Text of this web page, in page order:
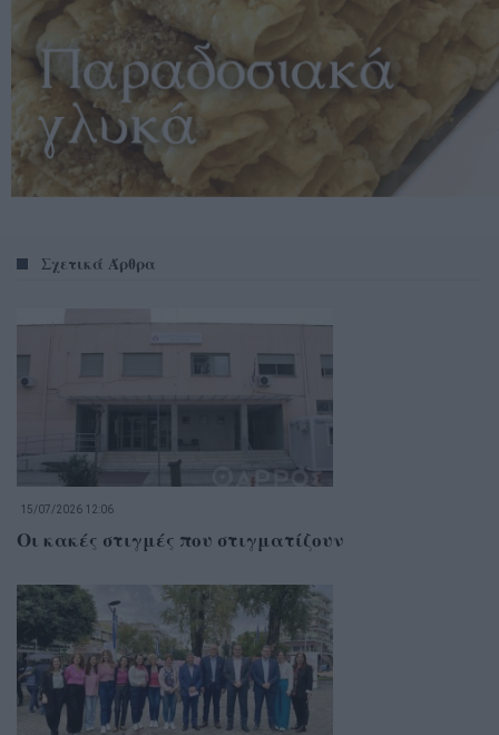
Σχετικά Άρθρα
15/07/2026 12:06
Οι κακές στιγμές που στιγματίζουν